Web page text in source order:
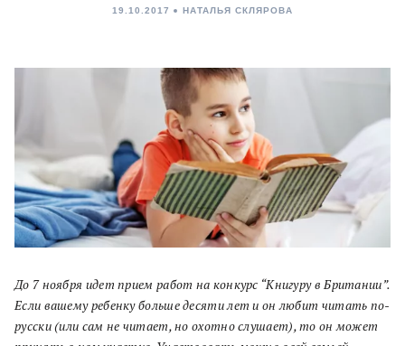
19.10.2017 НАТАЛЬЯ СКЛЯРОВА
До 7 ноября идет прием работ на конкурс “Книгуру в Британии”.
Если вашему ребенку больше десяти лет и он любит читать по-
русски (или сам не читает, но охотно слушает), то он может